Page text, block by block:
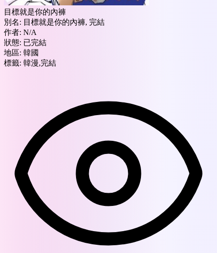
目標就是你的內褲
別名: 目標就是你的內褲, 完結
作者: N/A
狀態: 已完結
地區: 韓國
標籤: 韓漫,完結